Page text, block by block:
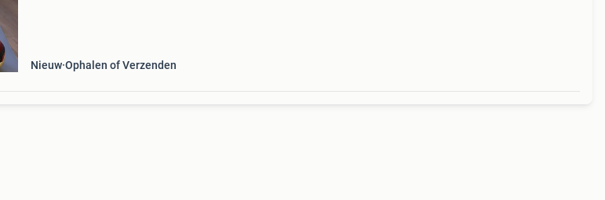
Nieuw Ophalen of Verzenden